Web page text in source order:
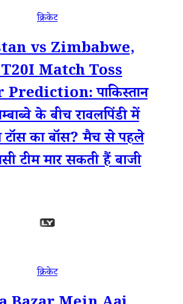
क्रिकेट
vs Zimbabwe,
Match Toss
पाकिस्तान
के बीच रावलपिंडी में
टॉस का बॉस? मैच से पहले
टीम मार सकती हैं बाजी
क्रिकेट